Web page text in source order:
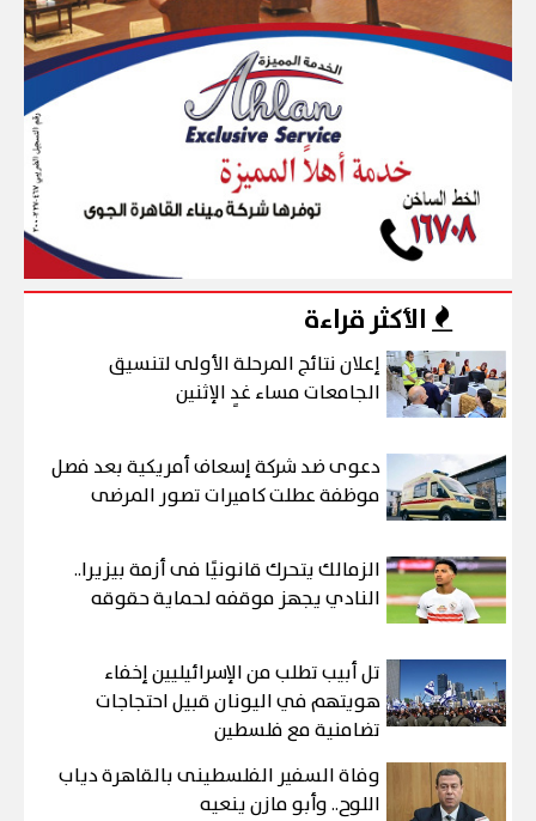
الأكثر قراءة
إعلان نتائج المرحلة الأولى لتنسيق
الجامعات مساء غدٍ الإثنين
دعوى ضد شركة إسعاف أمريكية بعد فصل
موظفة عطلت كاميرات تصور المرضى
الزمالك يتحرك قانونيًا فى أزمة بيزيرا..
النادي يجهز موقفه لحماية حقوقه
تل أبيب تطلب من الإسرائيليين إخفاء
هويتهم في اليونان قبيل احتجاجات
تضامنية مع فلسطين
وفاة السفير الفلسطينى بالقاهرة دياب
اللوح.. وأبو مازن ينعيه